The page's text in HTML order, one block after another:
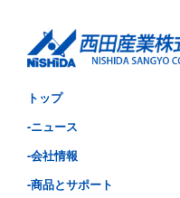
トップ
-ニュース
-会社情報
-商品とサポート